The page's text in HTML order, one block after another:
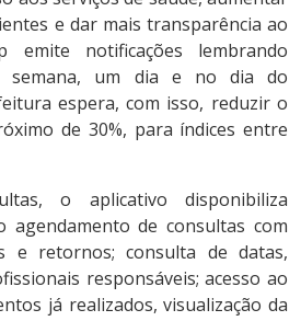
e dar mais transparência ao
emite notificações lembrando
semana, um dia e no dia do
espera, com isso, reduzir o
de 30%, para índices entre
o aplicativo disponibiliza
agendamento de consultas com
e retornos; consulta de datas,
responsáveis; acesso ao
já realizados, visualização da